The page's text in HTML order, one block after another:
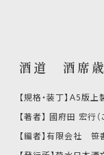
酒道 酒席
【規格・装丁】Ａ5
【著者】 國府田 宏行
【編者】有限会社 笹